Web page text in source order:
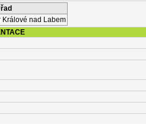
Králové nad Labem